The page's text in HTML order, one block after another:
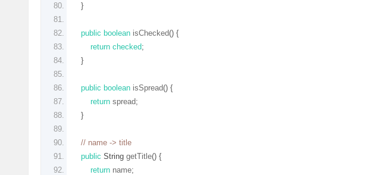
}
public boolean isChecked() {
return checked;
}
public boolean isSpread() {
return spread;
}
// name -> title
public String getTitle() {
return name;